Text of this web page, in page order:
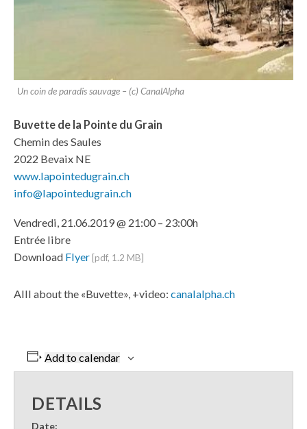
Un coin de paradis sauvage – (c) CanalAlpha
Buvette de la Pointe du Grain
Chemin des Saules
2022 Bevaix NE
www.lapointedugrain.ch
info@lapointedugrain.ch
Vendredi, 21.06.2019 @ 21:00 – 23:00h
Entrée libre
Download Flyer [pdf, 1.2 MB]
Alll about the «Buvette», +video:canalalpha.ch
Add to calendar
DETAILS
Date: